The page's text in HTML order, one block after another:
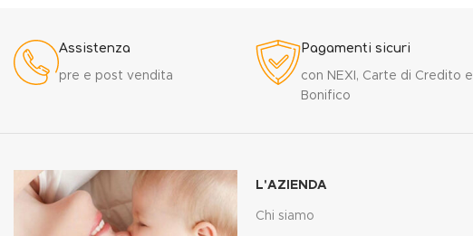
Assistenza
pre e post vendita
Pagamenti sicuri
con NEXI, Carte di Credito e
Bonifico
L'AZIENDA
Chi siamo